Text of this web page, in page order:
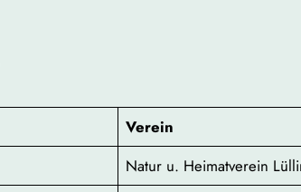
Verein
Natur u. Heimatverein